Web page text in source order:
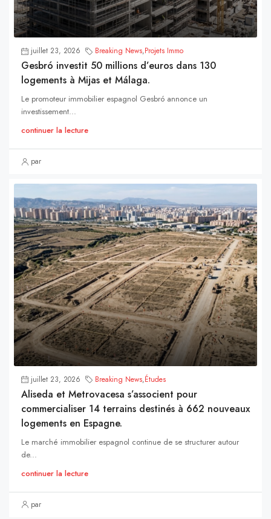
juillet 23, 2026 Breaking News,Projets Immo
Gesbró investit 50 millions d’euros dans 130
logements à Mijas et Málaga.
Le promoteur immobilier espagnol Gesbró annonce un
investissement...
continuer la lecture
par
juillet 23, 2026 Breaking News,Études
Aliseda et Metrovacesa s’associent pour
commercialiser 14 terrains destinés à 662 nouveaux
logements en Espagne.
Le marché immobilier espagnol continue de se structurer autour
de...
continuer la lecture
par